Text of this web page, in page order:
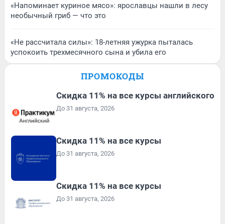
«Напоминает куриное мясо»: ярославцы нашли в лесу
необычный гриб — что это
«Не рассчитала силы»: 18-летняя ужурка пыталась
успокоить трехмесячного сына и убила его
ПРОМОКОДЫ
Скидка 11% на все курсы английского
До 31 августа, 2026
Скидка 11% на все курсы
До 31 августа, 2026
Скидка 11% на все курсы
До 31 августа, 2026